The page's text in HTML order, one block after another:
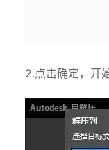
2.点击确定，开